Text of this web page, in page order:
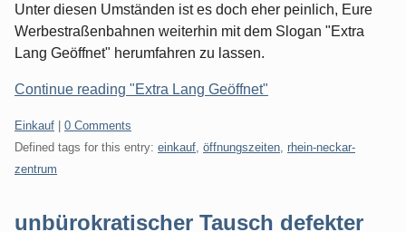
Unter diesen Umständen ist es doch eher peinlich, Eure
Werbestraßenbahnen weiterhin mit dem Slogan "Extra
Lang Geöffnet" herumfahren zu lassen.
Continue reading "Extra Lang Geöffnet"
Categories:
Einkauf
0 Comments
Defined tags for this entry: einkauf öffnungszeiten rhein-neckar-
zentrum
unbürokratischer Tausch defekter